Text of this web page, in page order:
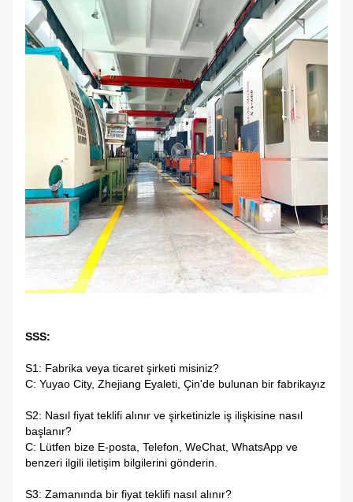
SSS:
S1: Fabrika veya ticaret şirketi misiniz?
C: Yuyao City, Zhejiang Eyaleti, Çin'de bulunan bir fabrikayız
S2: Nasıl fiyat teklifi alınır ve şirketinizle iş ilişkisine nasıl
başlanır?
C: Lütfen bize E-posta, Telefon, WeChat, WhatsApp ve
benzeri ilgili iletişim bilgilerini gönderin.
S3: Zamanında bir fiyat teklifi nasıl alınır?